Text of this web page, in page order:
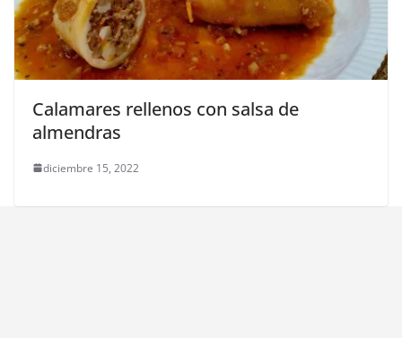
Calamares rellenos con salsa de
almendras
diciembre 15, 2022